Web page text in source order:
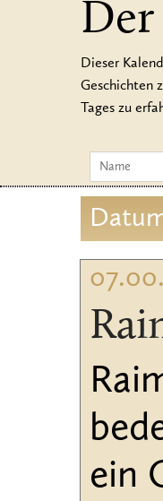
Dieser
Geschichten
Tages zu
07.00.
ein